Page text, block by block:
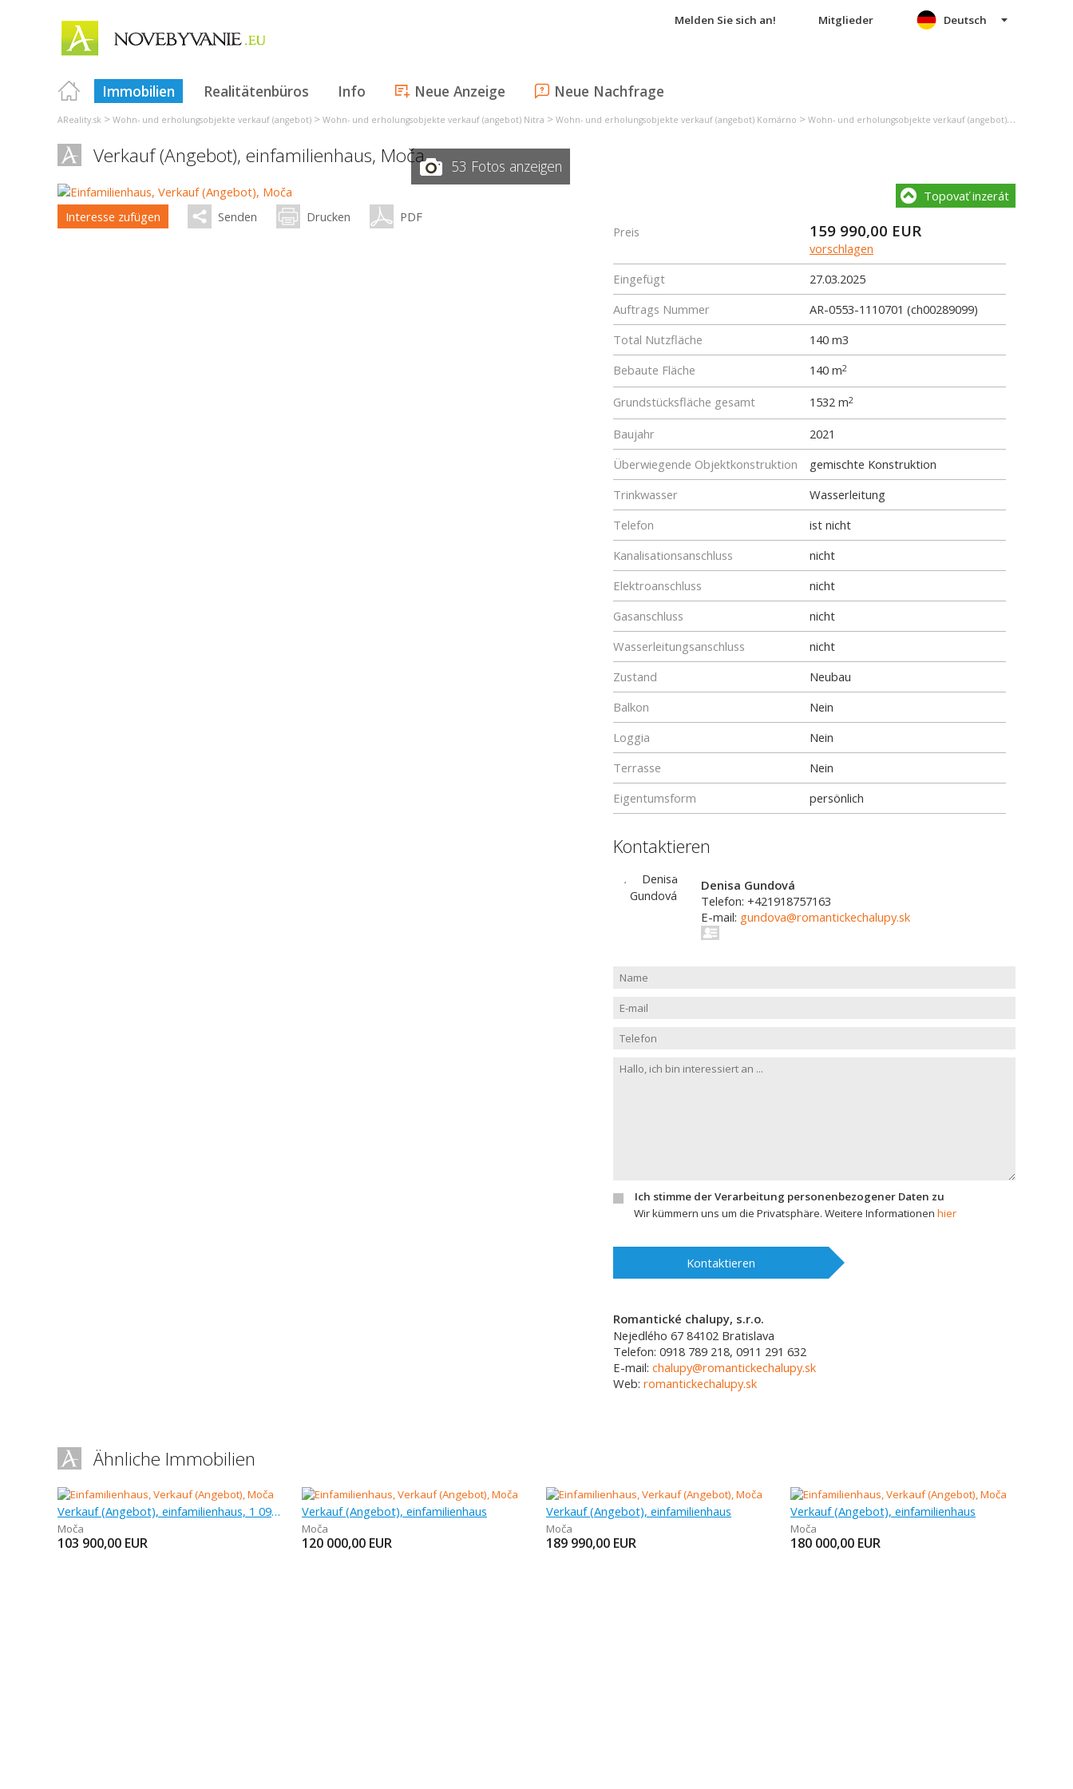
Melden Sie sich an! Mitglieder
Immobilien Realitätenbüros Info Neue Anzeige Neue Nachfrage
Deutsch
AReality.sk > Wohn- und erholungsobjekte verkauf (angebot) > Wohn- und erholungsobjekte verkauf (angebot) Nitra > Wohn- und erholungsobjekte verkauf (angebot) Komárno > Wohn- und erholungsobjekte verkauf (angebot) Moča
Verkauf (Angebot), einfamilienhaus, Moča 53 Fotos anzeigen
Interesse zufügen Senden Drucken PDF
Topovať inzerát
Preis 159 990,00 EUR
vorschlagen
Eingefügt
27.03.2025
Auftrags Nummer
AR-0553-1110701 (ch00289099)
Total Nutzfläche
140 m3
Bebaute Fläche
140 m2
Grundstücksfläche gesamt 1532 m2
Baujahr
2021
Überwiegende Objektkonstruktion
gemischte Konstruktion
Trinkwasser
Wasserleitung
Telefon
ist nicht
Kanalisationsanschluss
nicht
Elektroanschluss
nicht
Gasanschluss
nicht
Wasserleitungsanschluss
nicht
Zustand
Neubau
Balkon
Nein
Loggia
Nein
Terrasse
Nein
Eigentumsform
persönlich
Kontaktieren
Denisa Gundová
Telefon: +421918757163
E-mail: gundova@romantickechalupy.sk
Ich stimme der Verarbeitung personenbezogener Daten zu
Wir kümmern uns um die Privatsphäre. Weitere Informationen hier
Kontaktieren
Romantické chalupy, s.r.o.
Nejedlého 67 84102 Bratislava
Telefon: 0918 789 218, 0911 291 632
E-mail: chalupy@romantickechalupy.sk
Web: romantickechalupy.sk
Ähnliche Immobilien
Verkauf (Angebot), einfamilienhaus, 1 093 m
Moča
103 900,00 EUR
Verkauf (Angebot), einfamilienhaus
Moča
120 000,00 EUR
Verkauf (Angebot), einfamilienhaus
Moča
189 990,00 EUR
Verkauf (Angebot), einfamilienhaus
Moča
180 000,00 EUR